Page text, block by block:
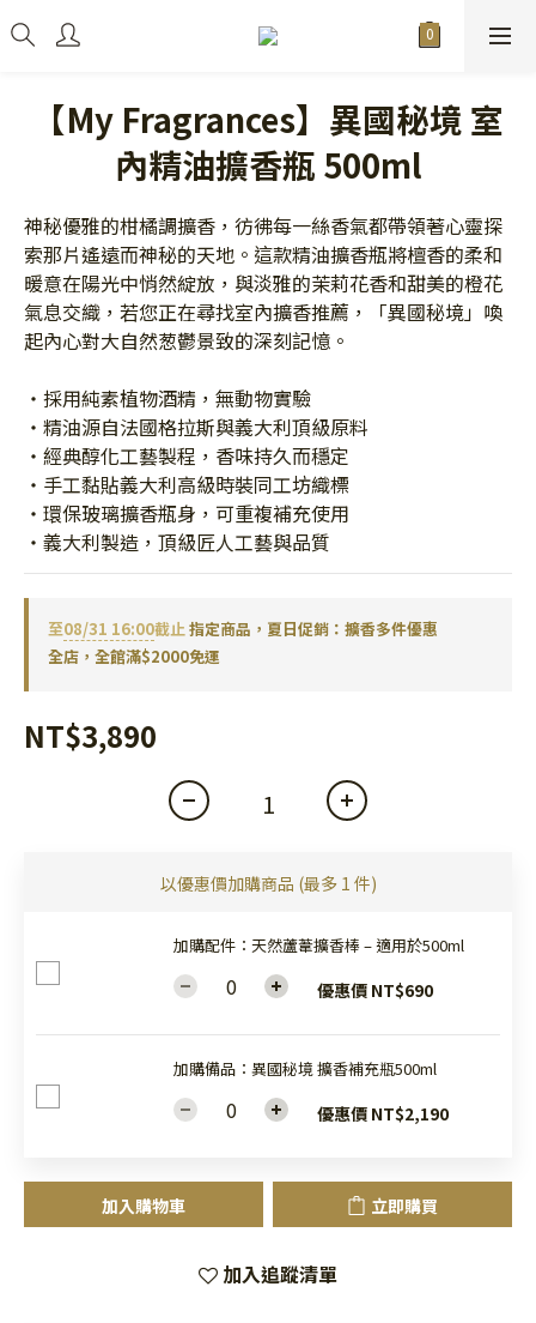
【My Fragrances】異國秘境 室
內精油擴香瓶 500ml
神秘優雅的柑橘調擴香，彷彿每一絲香氣都帶領著心靈探
索那片遙遠而神秘的天地。這款精油擴香瓶將檀香的柔和
暖意在陽光中悄然綻放，與淡雅的茉莉花香和甜美的橙花
氣息交織，若您正在尋找室內擴香推薦，「異國秘境」喚
起內心對大自然葱鬱景致的深刻記憶。
・採用純素植物酒精，無動物實驗
・精油源自法國格拉斯與義大利頂級原料
・經典醇化工藝製程，香味持久而穩定
・手工黏貼義大利高級時裝同工坊織標
・環保玻璃擴香瓶身，可重複補充使用
・義大利製造，頂級匠人工藝與品質
至08/31 16:00截止指定商品，夏日促銷：擴香多件優惠
全店，全館滿$2000免運
NT$3,890
以優惠價加購商品 (最多 1 件)
加購配件：天然蘆葦擴香棒 – 適用於500ml
優惠價 NT$690
加購備品：異國秘境 擴香補充瓶500ml
優惠價 NT$2,190
加入購物車 立即購買
加入追蹤清單